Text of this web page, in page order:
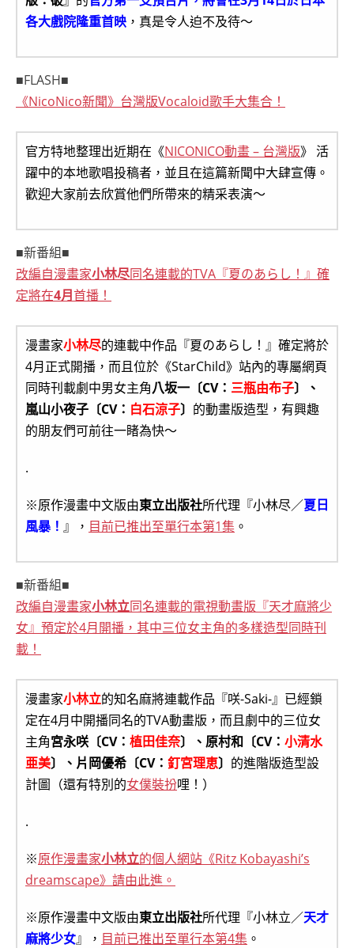
各大戲院隆重首映 ，真是令人迫不及待～
■FLASH■
《NicoNico新聞》台灣版Vocaloid歌手大集合！
官方特地整理出近期在《NICONICO動畫 – 台灣版》 活
躍中的本地歌唱投稿者，並且在這篇新聞中大肆宣傳。
歡迎大家前去欣賞他們所帶來的精采表演～
■新番組■
改編自漫畫家小林尽同名連載的TVA『夏のあらし！』確
定將在4月首播！
漫畫家小林尽的連載中作品『夏のあらし！』確定將於
4月正式開播，而且位於《StarChild》站內的專屬網頁
同時刊載劇中男女主角八坂一〔CV： 三瓶由布子〕、
嵐山小夜子〔CV： 白石涼子〕 的動畫版造型，有興趣
的朋友們可前往一睹為快～
.
※原作漫畫中文版由東立出版社所代理『小林尽／夏日
風暴！ 』， 目前已推出至單行本第1集 。
■新番組■
改編自漫畫家小林立同名連載的電視動畫版『天才麻將少
女』預定於4月開播，其中三位女主角的多樣造型同時刊
載！
漫畫家小林立的知名麻將連載作品『咲-Saki-』已經鎖
定在4月中開播同名的TVA動畫版，而且劇中的三位女
主角宮永咲〔CV： 植田佳奈〕、原村和〔CV： 小清水
亜美〕、片岡優希〔CV： 釘宮理恵〕 的進階版造型設
計圖（還有特別的女僕裝扮哩！）
.
※原作漫畫家小林立的個人網站《Ritz Kobayashi’s
dreamscape》請由此進。
※原作漫畫中文版由東立出版社所代理『小林立／天才
麻將少女』， 目前已推出至單行本第4集 。